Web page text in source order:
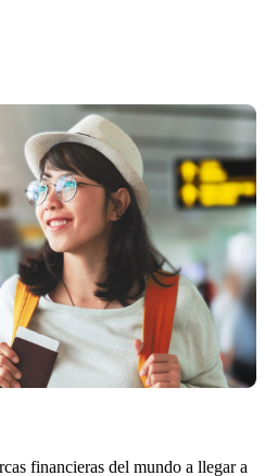
financieras del mundo a llegar a